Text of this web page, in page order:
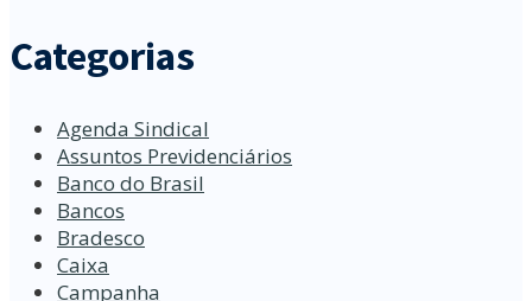
Categorias
Agenda Sindical
Assuntos Previdenciários
Banco do Brasil
Bancos
Bradesco
Caixa
Campanha